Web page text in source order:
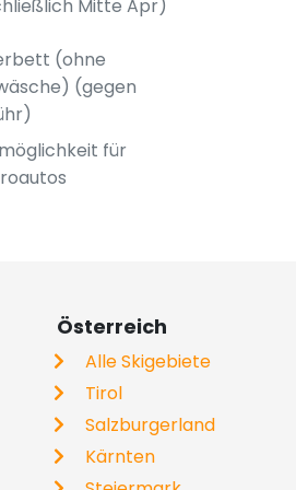
Mitte Apr)
(ohne
(gegen
für
Österreich
Alle Skigebiete
Tirol
Salzburgerland
Kärnten